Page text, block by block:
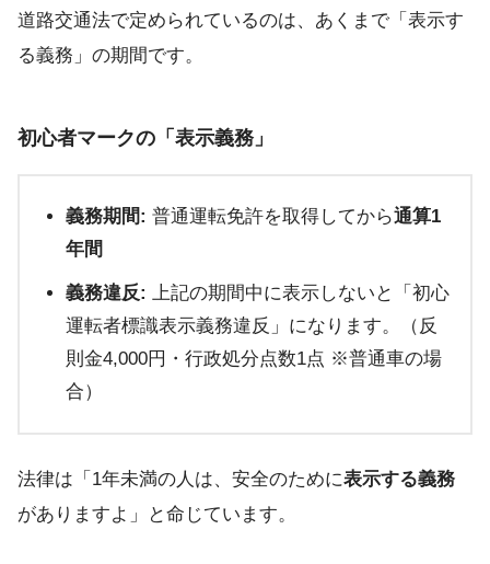
道路交通法で定められているのは、あくまで「表示す
る義務」の期間です。
初心者マークの「表示義務」
義務期間: 普通運転免許を取得してから通算1
年間
義務違反:
上記の期間中に表示しないと「初心
運転者標識表示義務違反」になります。（反
則金4,000円・行政処分点数1点 ※普通車の場
合）
法律は「1年未満の人は、安全のために表示する義務
がありますよ」と命じています。